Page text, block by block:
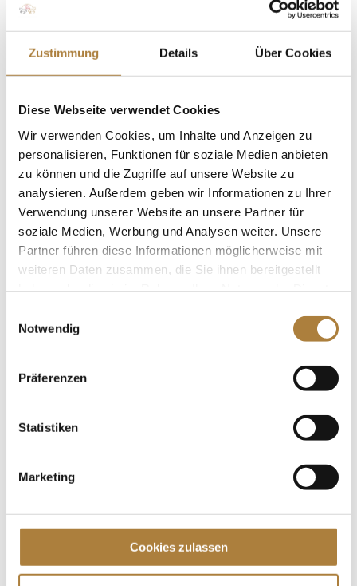
Zustimmung Details Über Cookies
Diese Webseite verwendet Cookies
Wir verwenden Cookies, um Inhalte und Anzeigen zu
personalisieren, Funktionen für soziale Medien anbieten
zu können und die Zugriffe auf unsere Website zu
analysieren. Außerdem geben wir Informationen zu Ihrer
Verwendung unserer Website an unsere Partner für
soziale Medien, Werbung und Analysen weiter. Unsere
Partner führen diese Informationen möglicherweise mit
weiteren Daten zusammen, die Sie ihnen bereitgestellt
Notwendig
Präferenzen
Statistiken
Marketing
Cookies zulassen
Becker neben Hans-Dieter Dreher (Eimeldingen) und
David Will (Marburg) deshalb auch auf drei ehemalige
Finalisten des Springpokals:Guido Klatte jun.(Lastrup),
der das Finale 2015 in Aachen mit Coolio gewann.
und Philipp Schulze Topphoff (Havixbeck), der 2020
bereits bei der ersten Qualifikation in Braunschweig
alles klar machte und sein Ticket für das Finale in
Riesenbeck löste.
Das Foto zeigt Guido Klatte jun. und Coolio 2015 in
Aachen, Foto: Karl-Heinz Frieler
Spenden